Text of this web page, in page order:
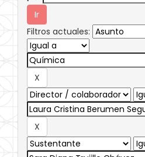
Filtros actuales: